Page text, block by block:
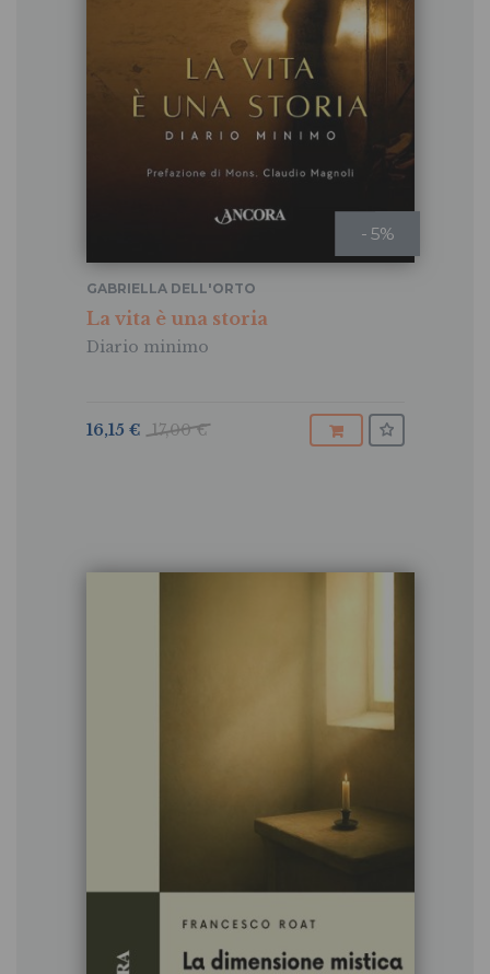
- 5%
La vita è una storia
Diario minimo
GABRIELLA DELL'ORTO
17,00 €
16,15 €